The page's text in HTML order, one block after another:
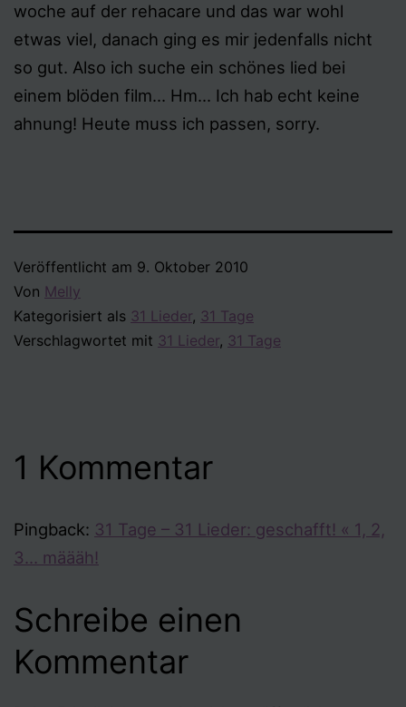
woche auf der rehacare und das war wohl
etwas viel, danach ging es mir jedenfalls nicht
so gut. Also ich suche ein schönes lied bei
einem blöden film… Hm… Ich hab echt keine
ahnung! Heute muss ich passen, sorry.
Veröffentlicht am 9. Oktober 2010
Von Melly
Kategorisiert als 31 Lieder, 31 Tage
Verschlagwortet mit 31 Lieder, 31 Tage
1 Kommentar
Pingback: 31 Tage – 31 Lieder: geschafft! « 1, 2,
3… määäh!
Schreibe einen
Kommentar